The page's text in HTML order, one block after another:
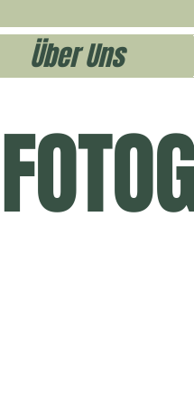
Über Uns